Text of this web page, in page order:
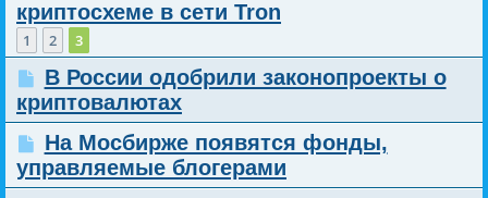
криптосхеме в сети Tron
1 2 3
В России одобрили законопроекты о
криптовалютах
На Мосбирже появятся фонды,
управляемые блогерами